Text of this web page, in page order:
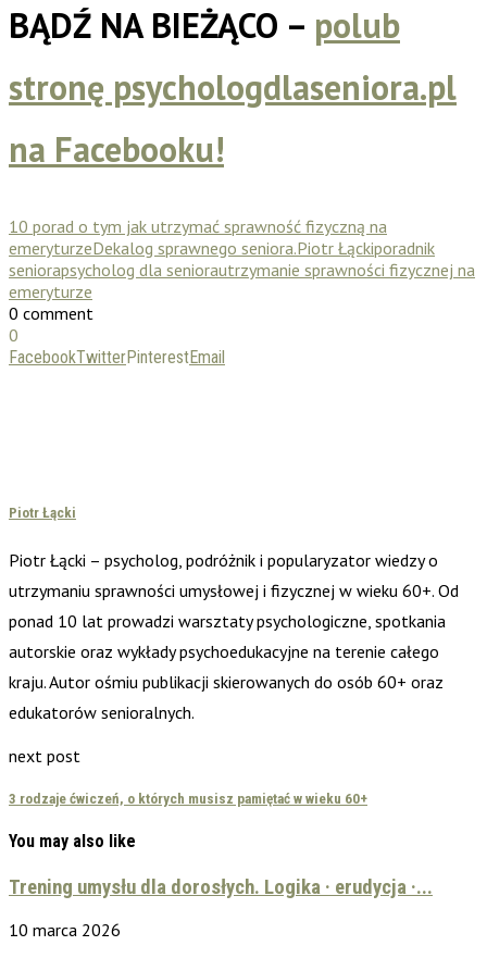
BĄDŹ NA BIEŻĄCO – polub
stronę psychologdlaseniora.pl
na Facebooku!
10 porad o tym jak utrzymać sprawność fizyczną na
emeryturzeDekalog sprawnego seniora.Piotr Łąckiporadnik
seniorapsycholog dla seniorautrzymanie sprawności fizycznej na
emeryturze
0 comment
0
FacebookTwitterPinterestEmail
Piotr Łącki
Piotr Łącki – psycholog, podróżnik i popularyzator wiedzy o
utrzymaniu sprawności umysłowej i fizycznej w wieku 60+. Od
ponad 10 lat prowadzi warsztaty psychologiczne, spotkania
autorskie oraz wykłady psychoedukacyjne na terenie całego
kraju. Autor ośmiu publikacji skierowanych do osób 60+ oraz
edukatorów senioralnych.
next post
3 rodzaje ćwiczeń, o których musisz pamiętać w wieku 60+
You may also like
Trening umysłu dla dorosłych. Logika · erudycja ·...
10 marca 2026